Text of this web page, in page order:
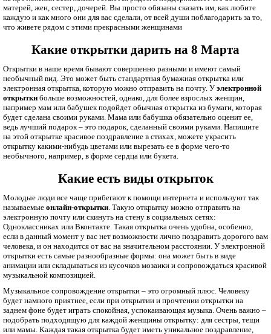
матерей, жен, сестер, дочерей. Вы просто обязаны сказать им, как любите
каждую и как много они для вас сделали, от всей души поблагодарить за то,
что живете рядом с этими прекрасными женщинами
Какие открытки дарить на 8 Марта
Открытки в наше время бывают совершенно разными и имеют самый
необычный вид. Это может быть стандартная бумажная открытка или
электронная открытка, которую можно отправить на почту. У электронной
открытки больше возможностей, однако, для более взрослых женщин,
например мам или бабушек подойдет обычная открытка из бумаги, которая
будет сделана своими руками. Мама или бабушка обязательно оценит ее,
ведь лучший подарок – это подарок, сделанный своими руками. Напишите
на этой открытке красивое поздравление в стихах, можете украсить
открытку какими-нибудь цветами или вырезать ее в форме чего-то
необычного, например, в форме сердца или букета.
Какие есть виды открыток
Молодые люди все чаще прибегают к помощи интернета и используют так
называемые онлайн-открытки. Такую открытку можно отправить на
электронную почту или скинуть на стену в социальных сетях:
Одноклассниках или Вконтакте. Такая открытка очень удобна, особенно,
если в данный момент у вас нет возможности лично поздравить дорогого вам
человека, и он находится от вас на значительном расстоянии. У электронной
открытки есть самые разнообразные формы: она может быть в виде
анимации или складываться из кусочков мозаики и сопровождаться красивой
музыкальной композицией.
Музыкальное сопровождение открытки – это огромный плюс. Человеку
будет намного приятнее, если при открытии и прочтении открытки на
заднем фоне будет играть спокойная, успокаивающая музыка. Очень важно –
подобрать подходящую для каждой женщины открытку: для сестры, тещи
или мамы. Каждая такая открытка будет иметь уникальное поздравление,